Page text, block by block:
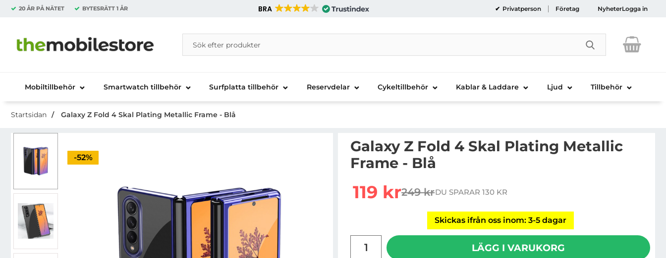
20 ÅR PÅ NÄTET BYTESRÄTT 1 ÅR BRA Privatperson Företag NyheterLogga in
Startsidan för Danira Telecom AB
Sök
Sök på Danira Telecom AB
Genomför
Mobiltillbehör Smartwatch tillbehör Surfplatta tillbehör Reservdelar Cykeltillbehör Kablar & Laddare Ljud Tillbehör
Startsidan Galaxy Z Fold 4 Skal Plating Metallic Frame - Blå
Priset är nedsatt med
-52%
Galaxy Z Fold 4 Skal Plating Metallic
Frame - Blå
rea pris
119 krtidigare pris
249 krDU SPARAR 130 KR
Skickas ifrån oss inom: 3-5 dagar
LÄGG I VARUKORG